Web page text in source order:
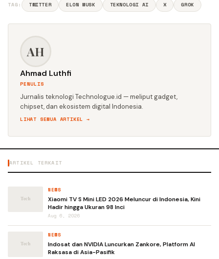
TAG: TWITTER ELON MUSK TEKNOLOGI AI X GROK
AH
Ahmad Luthfi
PENULIS
Jurnalis teknologi Technologue.id — meliput gadget,
chipset, dan ekosistem digital Indonesia.
LIHAT SEMUA ARTIKEL →
ARTIKEL TERKAIT
NEWS
Xiaomi TV S Mini LED 2026 Meluncur di Indonesia, Kini
Hadir hingga Ukuran 98 Inci
Aug 6, 2026
NEWS
Indosat dan NVIDIA Luncurkan Zankore, Platform AI
Raksasa di Asia-Pasifik